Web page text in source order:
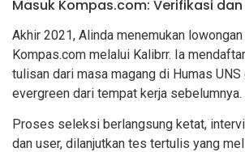
Masuk Kompas.com: Verifikasi
Akhir 2021, Alinda menemukan
Kompas.com melalui Kalibrr. Ia
tulisan dari masa magang di Humas
evergreen dari tempat kerja sebelumnya.
Proses seleksi berlangsung ketat,
dan user, dilanjutkan tes tertulis yang